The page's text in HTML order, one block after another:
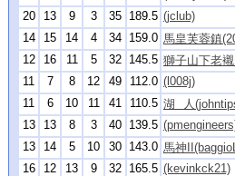
20
13 9 3 35 189.5 (jclub)
14
15 14 4 34 159.0 馬皇芙蓉鎮
12
16 11 5 32 145.5 獅子山下老
11
7 8 12 49 112.0 (l008j)
11
6 10 11 41 110.5 湖 人
13
13 8 3 40 139.5
13
14 5 10 30 143.0 馬神
16
12 13 9 32 165.5 (kevinkck21)